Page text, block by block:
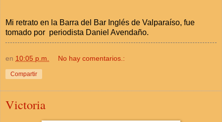
Mi retrato en la Barra del Bar Inglés de Valparaíso, fue
tomado por periodista Daniel Avendaño.
en 10:05 p.m. No hay comentarios.:
Compartir
Victoria